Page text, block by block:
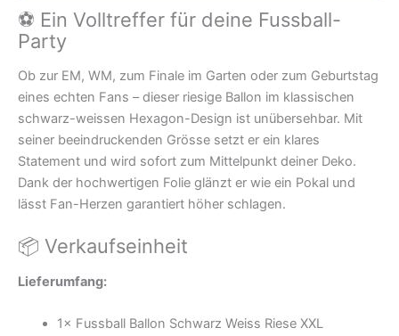
⚽️ Ein Volltreffer für deine Fussball-
Party
Ob zur EM, WM, zum Finale im Garten oder zum Geburtstag
eines echten Fans – dieser riesige Ballon im klassischen
schwarz-weissen Hexagon-Design ist unübersehbar. Mit
seiner beeindruckenden Grösse setzt er ein klares
Statement und wird sofort zum Mittelpunkt deiner Deko.
Dank der hochwertigen Folie glänzt er wie ein Pokal und
lässt Fan-Herzen garantiert höher schlagen.
📦 Verkaufseinheit
Lieferumfang:
1× Fussball Ballon Schwarz Weiss Riese XXL